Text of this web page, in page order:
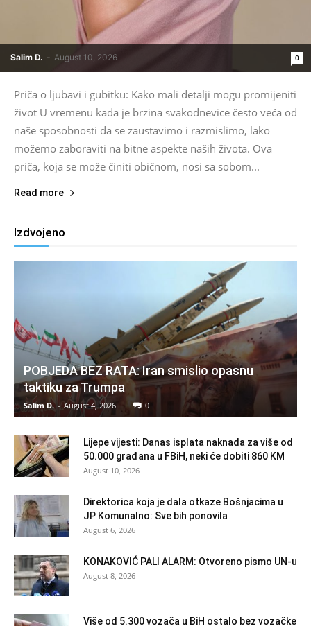
Salim D. - August 10, 2026 0
Priča o ljubavi i gubitku: Kako mali detalji mogu promijeniti
život U vremenu kada je brzina svakodnevice često veća od
naše sposobnosti da se zaustavimo i razmislimo, lako
možemo zaboraviti na bitne aspekte naših života. Ova
priča, koja se može činiti običnom, nosi sa sobom...
Read more
Izdvojeno
POBJEDA BEZ RATA: Iran smislio opasnu
taktiku za Trumpa
Salim D. - August 4, 2026 0
Lijepe vijesti: Danas isplata naknada za više od
50.000 građana u FBiH, neki će dobiti 860 KM
August 10, 2026
Direktorica koja je dala otkaze Bošnjacima u
JP Komunalno: Sve bih ponovila
August 6, 2026
KONAKOVIĆ PALI ALARM: Otvoreno pismo UN-u
August 8, 2026
Više od 5.300 vozača u BiH ostalo bez vozačke